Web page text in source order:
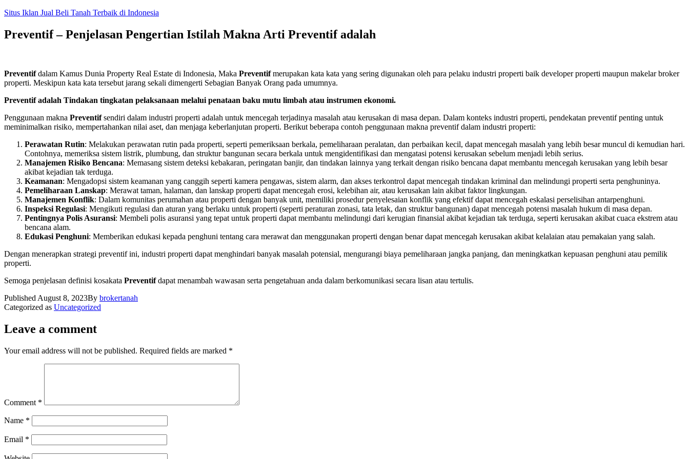
Skip
content
Situs Iklan Jual Beli Tanah Terbaik di Indonesia
Preventif – Penjelasan Pengertian Istilah Makna Arti Preventif adalah
Preventifdalam Kamus Dunia Property Real Estate di Indonesia, Maka Preventifmerupakan kata kata yang sering digunakan oleh para pelaku industri properti baik developer properti maupun makelar broker
properti. Meskipun kata kata tersebut jarang sekali dimengerti Sebagian Banyak Orang pada umumnya.
Preventif adalah Tindakan tingkatan pelaksanaan melalui penataan baku mutu limbah atau instrumen ekonomi.
Penggunaan makna Preventifsendiri dalam industri properti adalah untuk mencegah terjadinya masalah atau kerusakan di masa depan. Dalam konteks industri properti, pendekatan preventif penting untuk
meminimalkan risiko, mempertahankan nilai aset, dan menjaga keberlanjutan properti. Berikut beberapa contoh penggunaan makna preventif dalam industri properti:
Perawatan Rutin: Melakukan perawatan rutin pada properti, seperti pemeriksaan berkala, pemeliharaan peralatan, dan perbaikan kecil, dapat mencegah masalah yang lebih besar muncul di kemudian hari.
Contohnya, memeriksa sistem listrik, plumbung, dan struktur bangunan secara berkala untuk mengidentifikasi dan mengatasi potensi kerusakan sebelum menjadi lebih serius.
Manajemen Risiko Bencana: Memasang sistem deteksi kebakaran, peringatan banjir, dan tindakan lainnya yang terkait dengan risiko bencana dapat membantu mencegah kerusakan yang lebih besar
akibat kejadian tak terduga.
Keamanan: Mengadopsi sistem keamanan yang canggih seperti kamera pengawas, sistem alarm, dan akses terkontrol dapat mencegah tindakan kriminal dan melindungi properti serta penghuninya.
Pemeliharaan Lanskap: Merawat taman, halaman, dan lanskap properti dapat mencegah erosi, kelebihan air, atau kerusakan lain akibat faktor lingkungan.
Manajemen Konflik: Dalam komunitas perumahan atau properti dengan banyak unit, memiliki prosedur penyelesaian konflik yang efektif dapat mencegah eskalasi perselisihan antarpenghuni.
Inspeksi Regulasi: Mengikuti regulasi dan aturan yang berlaku untuk properti (seperti peraturan zonasi, tata letak, dan struktur bangunan) dapat mencegah potensi masalah hukum di masa depan.
Pentingnya Polis Asuransi: Membeli polis asuransi yang tepat untuk properti dapat membantu melindungi dari kerugian finansial akibat kejadian tak terduga, seperti kerusakan akibat cuaca ekstrem atau
bencana alam.
Edukasi Penghuni: Memberikan edukasi kepada penghuni tentang cara merawat dan menggunakan properti dengan benar dapat mencegah kerusakan akibat kelalaian atau pemakaian yang salah.
Dengan menerapkan strategi preventif ini, industri properti dapat menghindari banyak masalah potensial, mengurangi biaya pemeliharaan jangka panjang, dan meningkatkan kepuasan penghuni atau pemilik
properti.
Semoga penjelasan definisi kosakata Preventifdapat menambah wawasan serta pengetahuan anda dalam berkomunikasi secara lisan atau tertulis.
Published August 8, 2023By brokertanah
Categorized as Uncategorized
Leave a comment
Your email address will not be published. Required fields are marked *
Comment *
Name *
Email *